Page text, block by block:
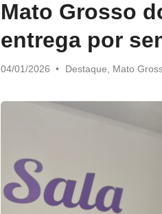
Mato Grosso
entrega por
04/01/2026 •
Posted
Destaque Mato